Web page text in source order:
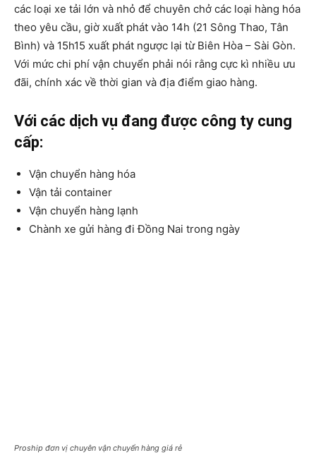
các loại xe tải lớn và nhỏ để chuyên chở các loại hàng hóa
theo yêu cầu, giờ xuất phát vào 14h (21 Sông Thao, Tân
Bình) và 15h15 xuất phát ngược lại từ Biên Hòa – Sài Gòn.
Với mức chi phí vận chuyển phải nói rằng cực kì nhiều ưu
đãi, chính xác về thời gian và địa điểm giao hàng.
Với các dịch vụ đang được công ty cung
cấp:
Vận chuyển hàng hóa
Vận tải container
Vận chuyển hàng lạnh
Chành xe gửi hàng đi Đồng Nai trong ngày
Proship đơn vị chuyên vận chuyển hàng giá rẻ